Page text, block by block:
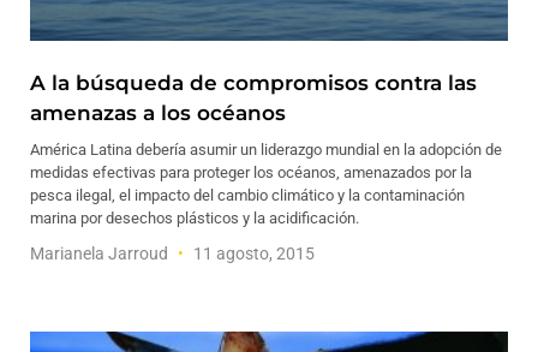
A la búsqueda de compromisos contra las
amenazas a los océanos
América Latina debería asumir un liderazgo mundial en la adopción de
medidas efectivas para proteger los océanos, amenazados por la
pesca ilegal, el impacto del cambio climático y la contaminación
marina por desechos plásticos y la acidificación.
Marianela Jarroud 11 agosto, 2015